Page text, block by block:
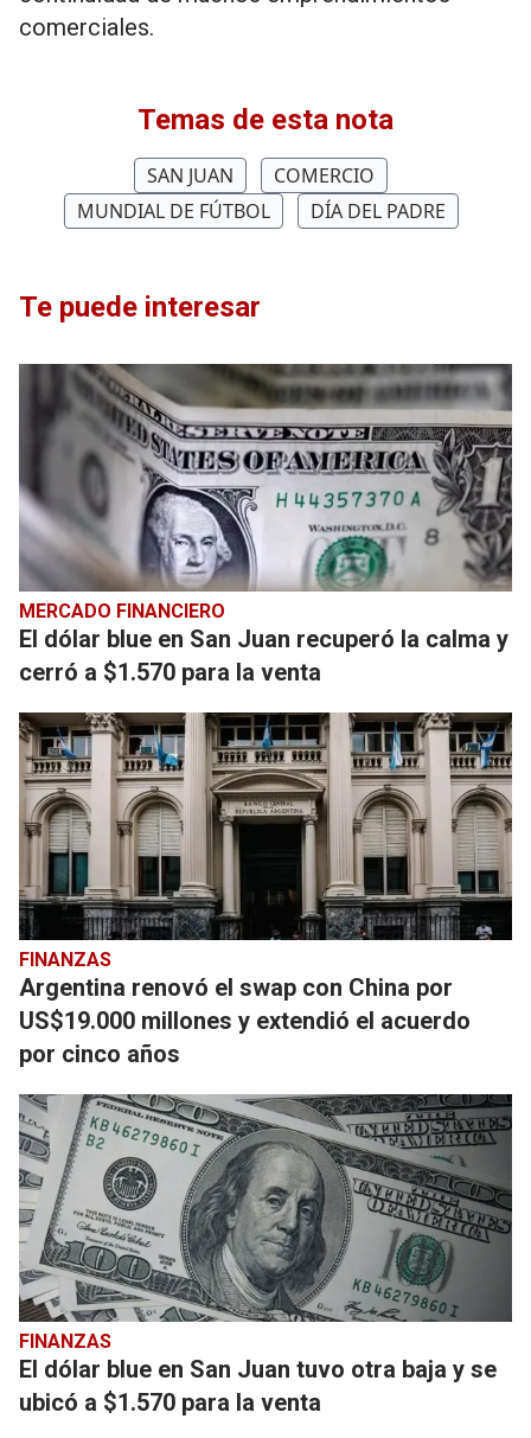
comerciales.
Temas de esta nota
SAN JUAN
COMERCIO
MUNDIAL DE FÚTBOL
DÍA DEL PADRE
Te puede interesar
MERCADO FINANCIERO
El dólar blue en San Juan recuperó la calma y
cerró a $1.570 para la venta
FINANZAS
Argentina renovó el swap con China por
US$19.000 millones y extendió el acuerdo
por cinco años
FINANZAS
El dólar blue en San Juan tuvo otra baja y se
ubicó a $1.570 para la venta